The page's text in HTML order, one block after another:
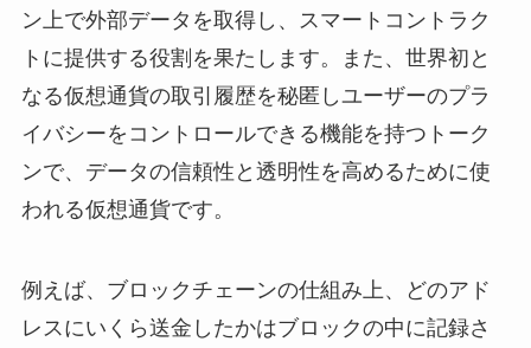
ン上で外部データを取得し、スマートコントラク
トに提供する役割を果たします。また、世界初と
なる仮想通貨の取引履歴を秘匿しユーザーのプラ
イバシーをコントロールできる機能を持つトーク
ンで、データの信頼性と透明性を高めるために使
われる仮想通貨です。
例えば、ブロックチェーンの仕組み上、どのアド
レスにいくら送金したかはブロックの中に記録さ